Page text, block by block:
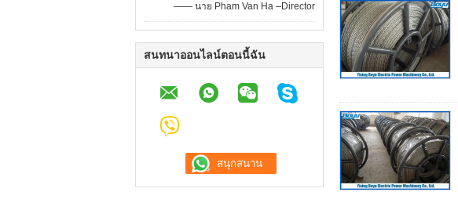
—— นาย Pham Van Ha –Director
สนทนาออนไลน์ตอนนี้ฉัน